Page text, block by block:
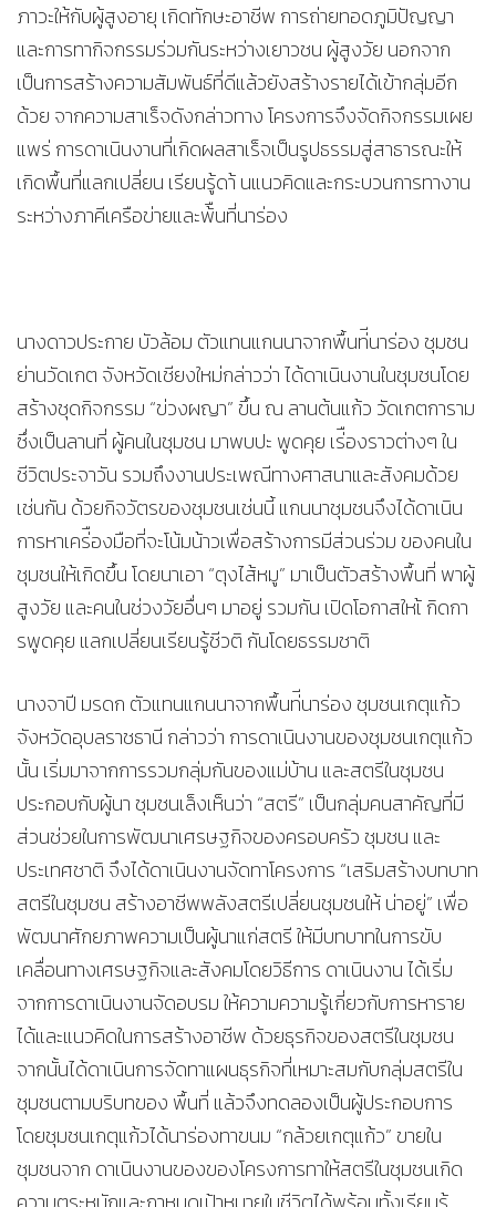
ภาวะให้กับผู้สูงอายุ เกิดทักษะอาชีพ การถ่ายทอดภูมิปัญญา
และการทากิจกรรมร่วมกันระหว่างเยาวชน ผู้สูงวัย นอกจาก
เป็นการสร้างความสัมพันธ์ที่ดีแล้วยังสร้างรายได้เข้ากลุ่มอีก
ด้วย จากความสาเร็จดังกล่าวทาง โครงการจึงจัดกิจกรรมเผย
แพร่ การดาเนินงานที่เกิดผลสาเร็จเป็นรูปธรรมสู่สาธารณะให้
เกิดพื้นที่แลกเปลี่ยน เรียนรู้ดา้ นแนวคิดและกระบวนการทางาน
ระหว่างภาคีเครือข่ายและพ้ืนที่นาร่อง
นางดาวประกาย บัวล้อม ตัวแทนแกนนาจากพื้นท่ีนาร่อง ชุมชน
ย่านวัดเกต จังหวัดเชียงใหม่กล่าวว่า ได้ดาเนินงานในชุมชนโดย
สร้างชุดกิจกรรม “ข่วงผญา” ขึ้น ณ ลานต้นแก้ว วัดเกตการาม
ซึ่งเป็นลานที่ ผู้คนในชุมชน มาพบปะ พูดคุย เร่ืองราวต่างๆ ใน
ชีวิตประจาวัน รวมถึงงานประเพณีทางศาสนาและสังคมด้วย
เช่นกัน ด้วยกิจวัตรของชุมชนเช่นนี้ แกนนาชุมชนจึงได้ดาเนิน
การหาเคร่ืองมือที่จะโน้มน้าวเพื่อสร้างการมีส่วนร่วม ของคนใน
ชุมชนให้เกิดขึ้น โดยนาเอา “ตุงไส้หมู” มาเป็นตัวสร้างพื้นที่ พาผู้
สูงวัย และคนในช่วงวัยอื่นๆ มาอยู่ รวมกัน เปิดโอกาสใหเ้ กิดกา
รพูดคุย แลกเปลี่ยนเรียนรู้ชีวติ กันโดยธรรมชาติ
นางจาปี มรดก ตัวแทนแกนนาจากพื้นท่ีนาร่อง ชุมชนเกตุแก้ว
จังหวัดอุบลราชธานี กล่าวว่า การดาเนินงานของชุมชนเกตุแก้ว
นั้น เริ่มมาจากการรวมกลุ่มกันของแม่บ้าน และสตรีในชุมชน
ประกอบกับผู้นา ชุมชนเล็งเห็นว่า “สตรี” เป็นกลุ่มคนสาคัญที่มี
ส่วนช่วยในการพัฒนาเศรษฐกิจของครอบครัว ชุมชน และ
ประเทศชาติ จึงได้ดาเนินงานจัดทาโครงการ “เสริมสร้างบทบาท
สตรีในชุมชน สร้างอาชีพพลังสตรีเปลี่ยนชุมชนให้ น่าอยู่” เพื่อ
พัฒนาศักยภาพความเป็นผู้นาแก่สตรี ให้มีบทบาทในการขับ
เคลื่อนทางเศรษฐกิจและสังคมโดยวิธีการ ดาเนินงาน ได้เริ่ม
จากการดาเนินงานจัดอบรม ให้ความความรู้เกี่ยวกับการหาราย
ได้และแนวคิดในการสร้างอาชีพ ด้วยธุรกิจของสตรีในชุมชน
จากนั้นได้ดาเนินการจัดทาแผนธุรกิจที่เหมาะสมกับกลุ่มสตรีใน
ชุมชนตามบริบทของ พื้นที่ แล้วจึงทดลองเป็นผู้ประกอบการ
โดยชุมชนเกตุแก้วได้นาร่องทาขนม “กล้วยเกตุแก้ว” ขายใน
ชุมชนจาก ดาเนินงานของของโครงการทาให้สตรีในชุมชนเกิด